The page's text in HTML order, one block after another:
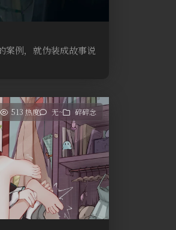
案例，就伪装成故事说
513 热度 无~ 碎碎念